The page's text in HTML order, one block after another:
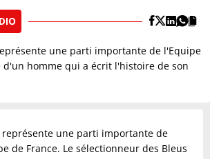
une parti importante de l'Equipe
d'un homme qui a écrit l'histoire de son
représente une parti importante de
de France. Le sélectionneur des Bleus